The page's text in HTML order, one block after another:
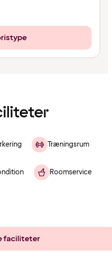
Træningsrum
Roomservice
faciliteter